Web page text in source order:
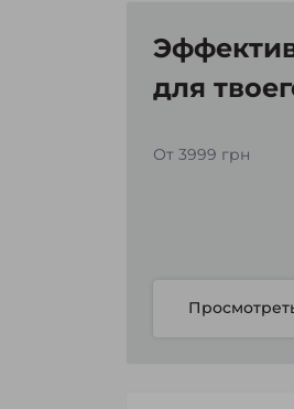
для
От 3999 грн